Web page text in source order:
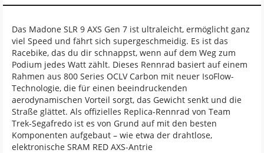
Das Madone SLR 9 AXS Gen 7 ist ultraleicht, ermöglicht ganz
viel Speed und fährt sich supergeschmeidig. Es ist das
Racebike, das du dir schnappst, wenn auf dem Weg zum
Podium jedes Watt zählt. Dieses Rennrad basiert auf einem
Rahmen aus 800 Series OCLV Carbon mit neuer IsoFlow-
Technologie, die für einen beeindruckenden
aerodynamischen Vorteil sorgt, das Gewicht senkt und die
Straße glättet. Als offizielles Replica-Rennrad von Team
Trek-Segafredo ist es von Grund auf mit den besten
Komponenten aufgebaut – wie etwa der drahtlose,
elektronische SRAM RED AXS-Antrie